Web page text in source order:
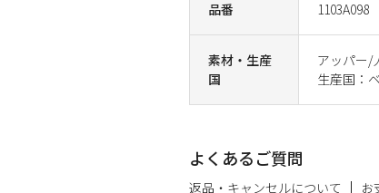
品番 1103A098
素材・生産
国
アッパー/
生産国：
よくあるご質問
返品・キャンセルについて お